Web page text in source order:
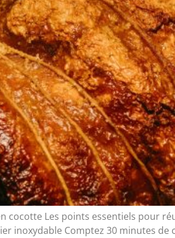
cocotte Les points essentiels pour
inoxydable Comptez 30 minutes